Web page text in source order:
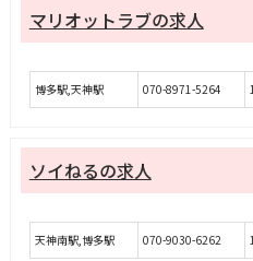
マリオットラブの求人
博多駅,天神駅 070-8971-5264
ソイねるの求人
天神南駅,博多駅 070-9030-6262